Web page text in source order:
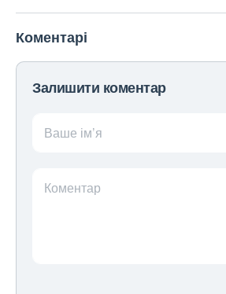
Коментарі
Залишити коментар
Ваше ім’я
Коментар